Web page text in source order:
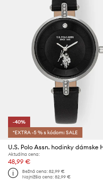
-40%
*EXTRA -5 % s kódom: SALE
Aktuálna cena:
48,99 €
Bežná cena: 82,99 €
Najnižšia cena: 82,99 €